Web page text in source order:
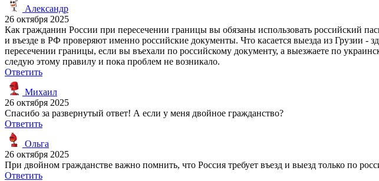
Александр
26 октября 2025
Как гражданин России при пересечении границы вы обязаны использовать российский
и въезде в РФ проверяют именно российские документы. Что касается выезда из Грузии -
пересечении границы, если вы въехали по российскому документу, а выезжаете по
следую этому правилу и пока проблем не возникало.
Ответить
Михаил
26 октября 2025
Спасибо за развернутый ответ! А если у меня двойное гражданство?
Ответить
Ольга
26 октября 2025
При двойном гражданстве важно помнить, что Россия требует въезд и выезд только по
Ответить